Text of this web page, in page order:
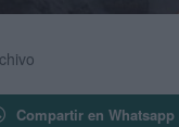
Compartir en Whatsapp